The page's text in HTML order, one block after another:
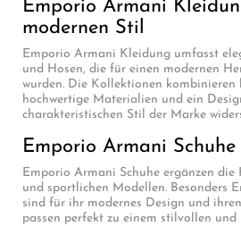
Emporio Armani
modernen Stil
Emporio Armani Kleidung umfasst
und Hosen, die für einen modernen
wurden. Die Kollektionen kombinieren
hochwertige Materialien und ein
charakteristischen Stil der Marke
Emporio Armani
Emporio Armani Schuhe ergänzen
und sportlichen Modellen. Besonders
sind für ihr modernes Design und
passen perfekt zu einem stilvollen